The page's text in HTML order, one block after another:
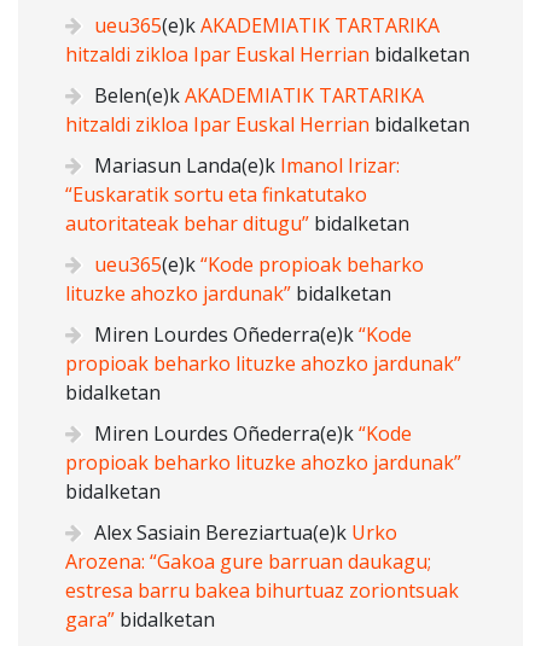
ueu365(e)kAKADEMIATIK TARTARIKA
hitzaldi zikloa Ipar Euskal Herrian bidalketan
Belen(e)kAKADEMIATIK TARTARIKA
hitzaldi zikloa Ipar Euskal Herrian bidalketan
Mariasun Landa(e)k Imanol Irizar:
“Euskaratik sortu eta finkatutako
autoritateak behar ditugu” bidalketan
ueu365(e)k“Kode propioak beharko
lituzke ahozko jardunak” bidalketan
Miren Lourdes Oñederra(e)k“Kode
propioak beharko lituzke ahozko jardunak”
bidalketan
Miren Lourdes Oñederra(e)k“Kode
propioak beharko lituzke ahozko jardunak”
bidalketan
Alex Sasiain Bereziartua(e)k Urko
Arozena: “Gakoa gure barruan daukagu;
estresa barru bakea bihurtuaz zoriontsuak
gara” bidalketan